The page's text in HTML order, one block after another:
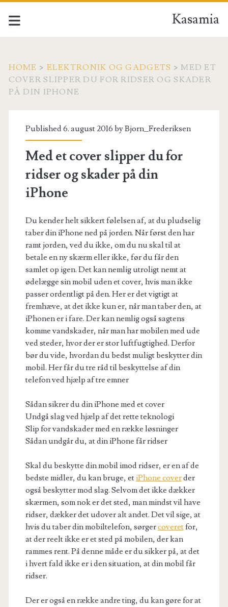
Kasamia
HOME > ELEKTRONIK OG GADGETS >MED ET
COVER SLIPPER DU FOR RIDSER OG SKADER
PÅ DIN IPHONE
Published 6. august 2016 byBjorn_Frederiksen
Med et cover slipper du for
ridser og skader på din
iPhone
Du kender helt sikkert følelsen af, at du pludselig
taber din iPhone ned på jorden. Når først den har
ramt jorden, ved du ikke, om du nu skal til at
betale en ny skærm eller ikke, før du får den
samlet op igen. Det kan nemlig utroligt nemt at
ødelægge sin mobil uden et cover, hvis man ikke
passer ordentligt på den. Her er det vigtigt at
fremhæve, at det ikke kun er, når man taber den, at
iPhonen er i fare. Der kan nemlig også sagtens
komme vandskader, når man har mobilen med ude
ved steder, hvor der er stor luftfugtighed. Derfor
bør du vide, hvordan du bedst muligt beskytter din
mobil. Her får du tre råd til beskyttelse af din
telefon ved hjælp af tre emner
Sådan sikrer du din iPhone med et cover
Undgå slag ved hjælp af det rette teknologi
Slip for vandskader med en række løsninger
Sådan undgår du, at din iPhone får ridser
Skal du beskytte din mobil imod ridser, er en af de
bedste midler, du kan bruge, etiPhone coverder
også beskytter mod slag. Selvom det ikke dækker
skærmen, som nok er det sted, man mindst vil have
ridser, dækker det udover alt andet. Det vil sige, at
hvis du taber din mobiltelefon, sørgercoveretfor,
at der reelt ikke er et sted på mobilen, der kan
rammes rent. På denne måde er du sikker på, at det
i hvert fald ikke er i den situation, at din mobil får
ridser.
Der er også en række andre ting, du kan gøre for at